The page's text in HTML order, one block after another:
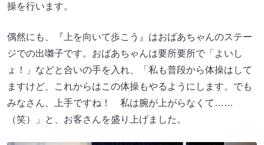
操を行います。
偶然にも、『上を向いて歩こう』はおばあちゃんのステー
ジでの出囃子です。おばあちゃんは要所要所で「よいし
ょ！」などと合いの手を入れ、「私も普段から体操はして
ますけど、これからはこの体操もやるようにします。でも
みなさん、上手ですね！ 私は腕が上がらなくて……
（笑）」と、お客さんを盛り上げました。